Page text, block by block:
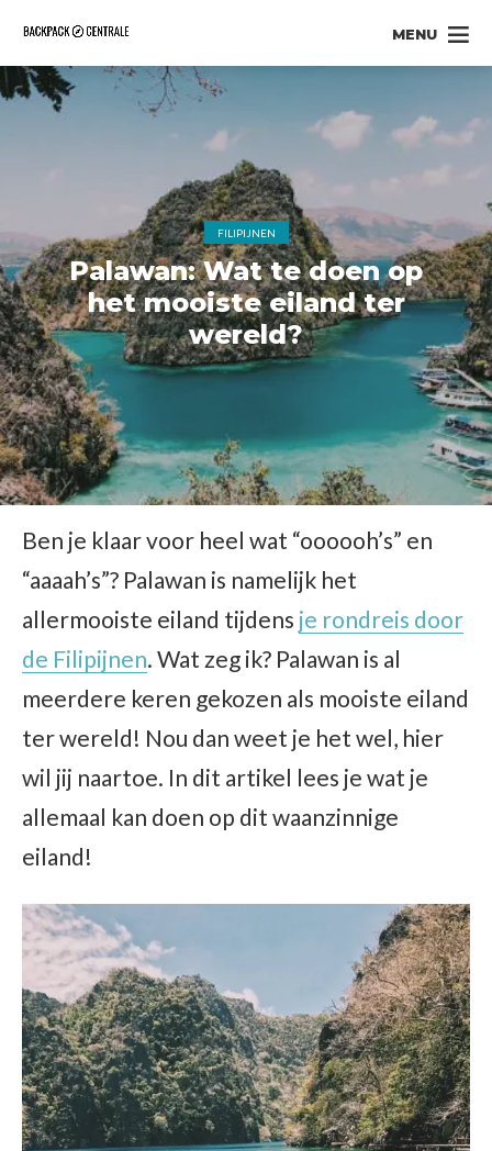
MENU
FILIPIJNEN
Palawan: Wat te doen op
het mooiste eiland ter
wereld?
Ben je klaar voor heel wat “oooooh’s” en
“aaaah’s”? Palawan is namelijk het
allermooiste eiland tijdens je rondreis door
de Filipijnen. Wat zeg ik? Palawan is al
meerdere keren gekozen als mooiste eiland
ter wereld! Nou dan weet je het wel, hier
wil jij naartoe. In dit artikel lees je wat je
allemaal kan doen op dit waanzinnige
eiland!